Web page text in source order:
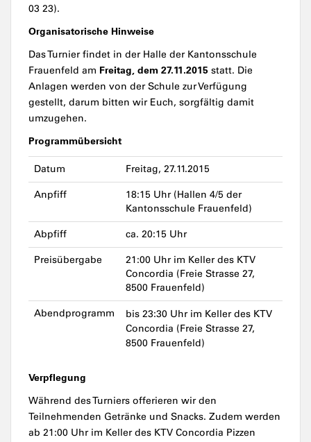
03 23).
Organisatorische Hinweise
Das Turnier findet in der Halle der Kantonsschule
Frauenfeld am Freitag, dem 27.11.2015 statt. Die
Anlagen werden von der Schule zur Verfügung
gestellt, darum bitten wir Euch, sorgfältig damit
umzugehen.
Programmübersicht
Datum Freitag, 27.11.2015
Anpfiff
18:15 Uhr (Hallen 4/5 der
Kantonsschule Frauenfeld)
Abpfiff ca. 20:15 Uhr
Preisübergabe
21:00 Uhr im Keller des KTV
Concordia (Freie Strasse 27,
8500 Frauenfeld)
Abendprogramm
bis 23:30 Uhr im Keller des KTV
Concordia (Freie Strasse 27,
8500 Frauenfeld)
Verpflegung
Während des Turniers offerieren wir den
Teilnehmenden Getränke und Snacks. Zudem werden
ab 21:00 Uhr im Keller des KTV Concordia Pizzen